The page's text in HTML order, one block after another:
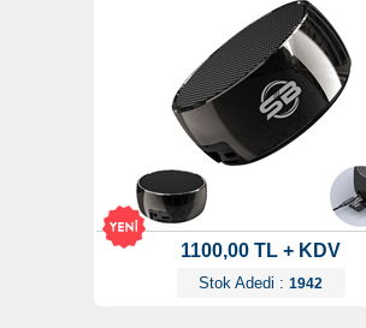
1100,00 TL + KDV
Stok Adedi : 1942